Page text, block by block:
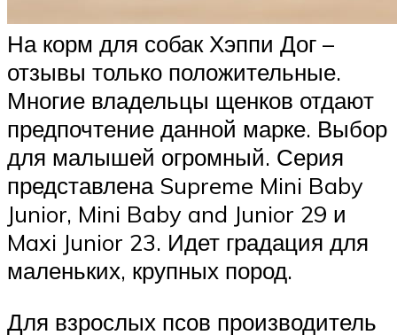
На корм для собак Хэппи Дог –
отзывы только положительные.
Многие владельцы щенков отдают
предпочтение данной марке. Выбор
для малышей огромный. Серия
представлена Supreme Mini Baby
Junior, Mini Baby and Junior 29 и
Maxi Junior 23. Идет градация для
маленьких, крупных пород.
Для взрослых псов производитель